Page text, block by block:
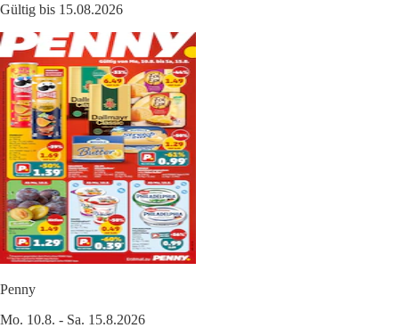
Gültig bis 15.08.2026
Penny
Mo. 10.8. - Sa. 15.8.2026